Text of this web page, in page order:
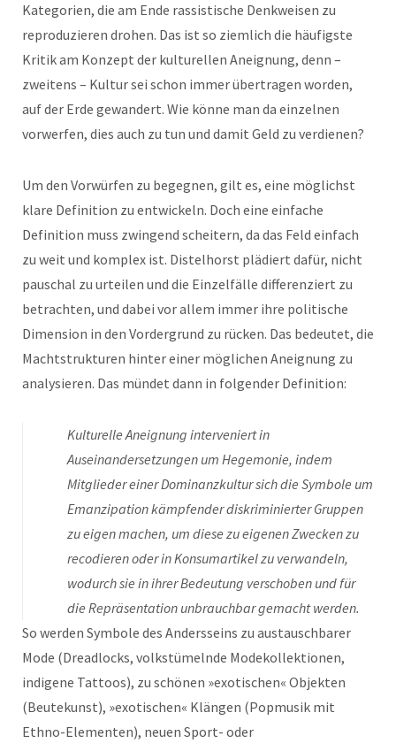
Kategorien, die am Ende rassistische Denkweisen zu
reproduzieren drohen. Das ist so ziemlich die häufigste
Kritik am Konzept der kulturellen Aneignung, denn –
zweitens – Kultur sei schon immer übertragen worden,
auf der Erde gewandert. Wie könne man da einzelnen
vorwerfen, dies auch zu tun und damit Geld zu verdienen?
Um den Vorwürfen zu begegnen, gilt es, eine möglichst
klare Definition zu entwickeln. Doch eine einfache
Definition muss zwingend scheitern, da das Feld einfach
zu weit und komplex ist. Distelhorst plädiert dafür, nicht
pauschal zu urteilen und die Einzelfälle differenziert zu
betrachten, und dabei vor allem immer ihre politische
Dimension in den Vordergrund zu rücken. Das bedeutet, die
Machtstrukturen hinter einer möglichen Aneignung zu
analysieren. Das mündet dann in folgender Definition:
Kulturelle Aneignung interveniert in
Auseinandersetzungen um Hegemonie, indem
Mitglieder einer Dominanzkultur sich die Symbole um
Emanzipation kämpfender diskriminierter Gruppen
zu eigen machen, um diese zu eigenen Zwecken zu
recodieren oder in Konsumartikel zu verwandeln,
wodurch sie in ihrer Bedeutung verschoben und für
die Repräsentation unbrauchbar gemacht werden.
So werden Symbole des Andersseins zu austauschbarer
Mode (Dreadlocks, volkstümelnde Modekollektionen,
indigene Tattoos), zu schönen »exotischen« Objekten
(Beutekunst), »exotischen« Klängen (Popmusik mit
Ethno-Elementen), neuen Sport- oder